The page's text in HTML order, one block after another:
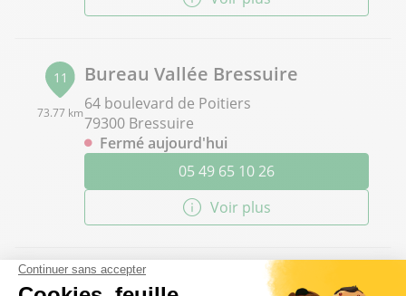
11
73.77 km
Bureau Vallée Bressuire
64 boulevard de Poitiers
79300 Bressuire
Fermé aujourd'hui
05 49 65 10 26
Voir plus
12 Bureau Vallée Pornic